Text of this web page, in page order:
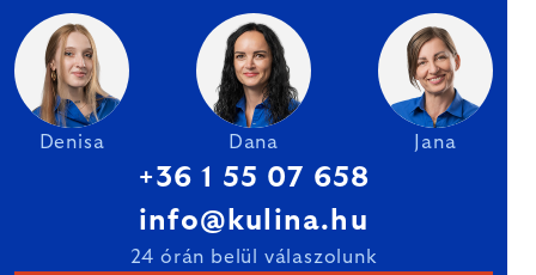
Denisa Dana Jana
+36 1 55 07 658
info@kulina.hu
24 órán belül válaszolunk